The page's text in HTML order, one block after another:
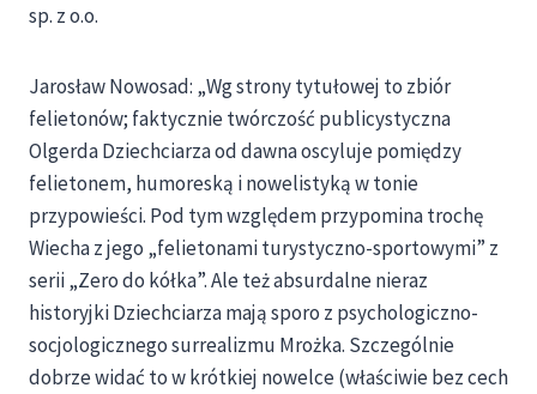
sp. z o.o.
Jarosław Nowosad: „Wg strony tytułowej to zbiór
felietonów; faktycznie twórczość publicystyczna
Olgerda Dziechciarza od dawna oscyluje pomiędzy
felietonem, humoreską i nowelistyką w tonie
przypowieści. Pod tym względem przypomina trochę
Wiecha z jego „felietonami turystyczno-sportowymi” z
serii „Zero do kółka”. Ale też absurdalne nieraz
historyjki Dziechciarza mają sporo z psychologiczno-
socjologicznego surrealizmu Mrożka. Szczególnie
dobrze widać to w krótkiej nowelce (właściwie bez cech